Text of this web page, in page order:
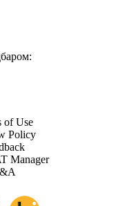
of Use
Policy
Manager